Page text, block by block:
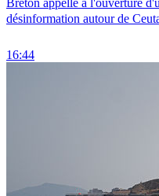
Breton appelle à l'ouverture
désinformation autour de
16:44